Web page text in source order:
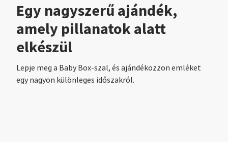
Egy nagyszerű ajándék,
amely pillanatok alatt
elkészül
Lepje meg a Baby Box-szal, és ajándékozzon emléket
egy nagyon különleges időszakról.